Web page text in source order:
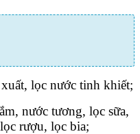
lọc nước tinh khiết;
nước tương, lọc sữa,
rượu, lọc bia;